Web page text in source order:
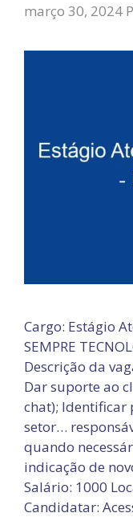
março 30, 2024
Cargo: Estágio
SEMPRE
Descrição da
Dar suporte ao
chat); Identificar
setor…
quando
indicação de
Salário: 1000
Candidatar: